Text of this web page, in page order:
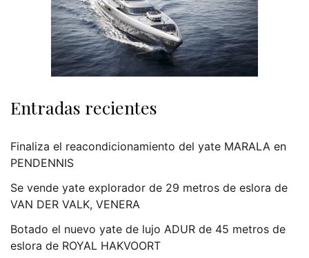
Entradas recientes
Finaliza el reacondicionamiento del yate MARALA en
PENDENNIS
Se vende yate explorador de 29 metros de eslora de
VAN DER VALK, VENERA
Botado el nuevo yate de lujo ADUR de 45 metros de
eslora de ROYAL HAKVOORT